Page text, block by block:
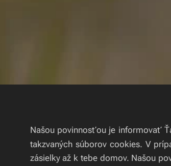
Našou povinnosťou je informovať
takzvaných súborov cookies. V
zásielky až k tebe domov. Našou